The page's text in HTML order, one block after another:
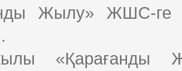
Жылу» ЖШС-ге